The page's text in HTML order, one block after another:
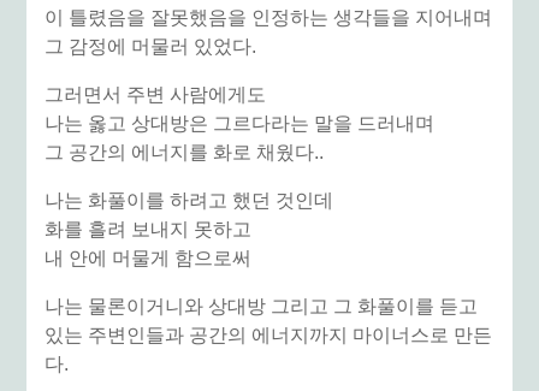
이 틀렸음을 잘못했음을 인정하는 생각들을 지어내며
그 감정에 머물러 있었다.
그러면서 주변 사람에게도
나는 옳고 상대방은 그르다라는 말을 드러내며
그 공간의 에너지를 화로 채웠다..
나는 화풀이를 하려고 했던 것인데
화를 흘려 보내지 못하고
내 안에 머물게 함으로써
나는 물론이거니와 상대방 그리고 그 화풀이를 듣고
있는 주변인들과 공간의 에너지까지 마이너스로 만든
다.